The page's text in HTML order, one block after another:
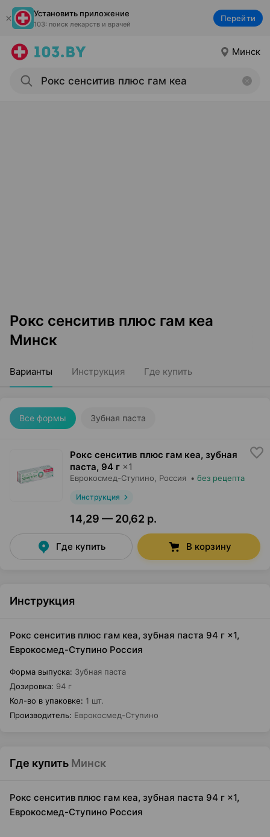
Установить приложение
103: поиск лекарств и врачей
Перейти
Минск
Рокс сенситив плюс гам кеа
Минск
Варианты Инструкция Где купить
Все формы Зубная паста
Рокс сенситив плюс гам кеа, зубная
паста, 94 г ×1
Еврокосмед-Ступино , Россия • без рецепта
Инструкция
14,29 — 20,62 р.
Где купить В корзину
Инструкция
Рокс сенситив плюс гам кеа, зубная паста 94 г ×1,
Еврокосмед-Ступино Россия
Форма выпуска: Зубная паста
Дозировка: 94 г
Кол-во в упаковке: 1 шт.
Производитель: Еврокосмед-Ступино
Где купить Минск
Рокс сенситив плюс гам кеа, зубная паста 94 г ×1,
Еврокосмед-Ступино Россия